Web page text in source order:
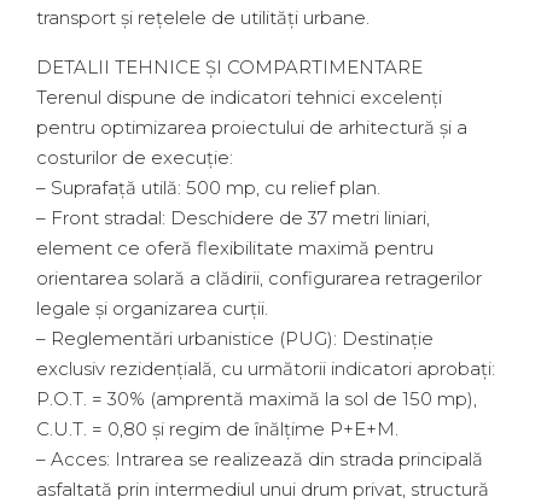
transport și rețelele de utilități urbane.
DETALII TEHNICE ȘI COMPARTIMENTARE
Terenul dispune de indicatori tehnici excelenți
pentru optimizarea proiectului de arhitectură și a
costurilor de execuție:
– Suprafață utilă: 500 mp, cu relief plan.
– Front stradal: Deschidere de 37 metri liniari,
element ce oferă flexibilitate maximă pentru
orientarea solară a clădirii, configurarea retragerilor
legale și organizarea curții.
– Reglementări urbanistice (PUG): Destinație
exclusiv rezidențială, cu următorii indicatori aprobați:
P.O.T. = 30% (amprentă maximă la sol de 150 mp),
C.U.T. = 0,80 și regim de înălțime P+E+M.
– Acces: Intrarea se realizează din strada principală
asfaltată prin intermediul unui drum privat, structură